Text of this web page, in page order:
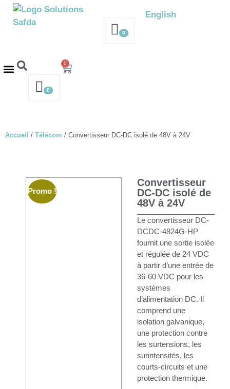
0
English
0
0
Accueil / Télécom / Convertisseur DC-DC isolé de 48V à 24V
Promo !
Convertisseur
DC-DC isolé de
48V à 24V
Le convertisseur DC-
DCDC-4824G-HP
fournit une sortie isolée
et régulée de 24 VDC
à partir d’une entrée de
36-60 VDC pour les
systèmes
d’alimentation DC. Il
comprend une
isolation galvanique,
une protection contre
les surtensions, les
surintensités, les
courts-circuits et une
protection thermique.